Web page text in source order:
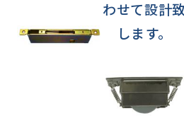
わせて設計
します。